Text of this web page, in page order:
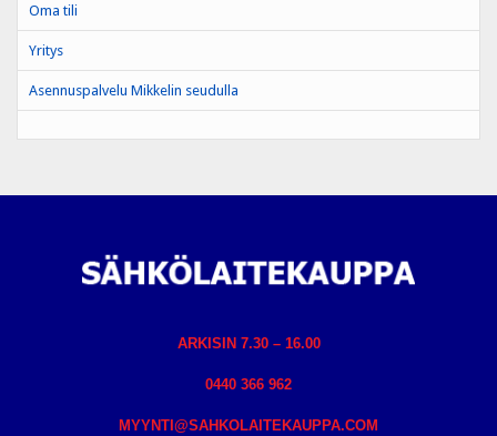
Oma tili
Yritys
Asennuspalvelu Mikkelin seudulla
ARKISIN 7.30 – 16.00
0440 366 962
MYYNTI@SAHKOLAITEKAUPPA.COM